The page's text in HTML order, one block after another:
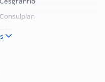
Consulplan